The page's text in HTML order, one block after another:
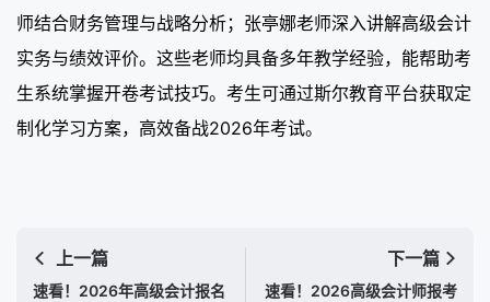
师结合财务管理与战略分析；张亭娜老师深入讲解高级会计
实务与绩效评价。这些老师均具备多年教学经验，能帮助考
生系统掌握开卷考试技巧。考生可通过斯尔教育平台获取定
制化学习方案，高效备战2026年考试。
上一篇
速看！2026年高级会计报名
下一篇
速看！2026高级会计师报考